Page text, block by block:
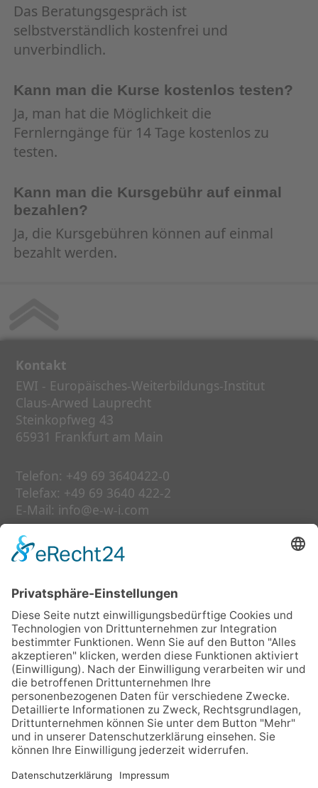
Das Beratungsgespräch ist
selbstverständlich kostenfrei und
unverbindlich.
Kann man die Kurse kostenlos testen?
Ja, man hat die Möglichkeit die
Fernlerngänge für 14 Tage kostenlos zu
testen.
Kann man die Kursgebühr auf einmal
bezahlen?
Ja, die Kursgebühren können auf einmal
bezahlt werden.
Kontakt
EWI - Europäisches-Weiterbildungs-Institut
Claus-Arwed Lauprecht
Steinkopfweg 43
65931 Frankfurt am Main
Telefon: +49 69 3640422-0
Telefax: +49 69 3640 422-2
E-Mail: info@e-w-i.com
(Bitte beachten Sie bei
Kontaktaufnahme unsere
Datenschutzerklärung
Links
Unsere Leistungen
Termine
Aus- und Weiterbildung
Über uns
FAQ
Kontakt
Daten
IMPRESSUM
DATENSCHUTZERKLÄRUNG